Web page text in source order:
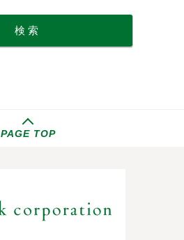
PAGE TOP